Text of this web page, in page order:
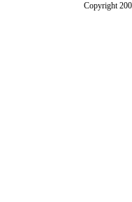
Copyright